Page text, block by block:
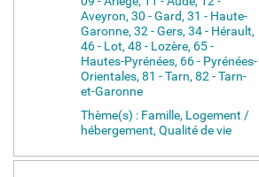
Aveyron, 30 - Gard, 31 - Haute-
Garonne, 32 - Gers, 34 - Hérault,
46 - Lot, 48 - Lozère, 65 -
Hautes-Pyrénées, 66 - Pyrénées-
Orientales, 81 - Tarn, 82 - Tarn-
et-Garonne
Thème(s) : Famille, Logement /
hébergement, Qualité de vie